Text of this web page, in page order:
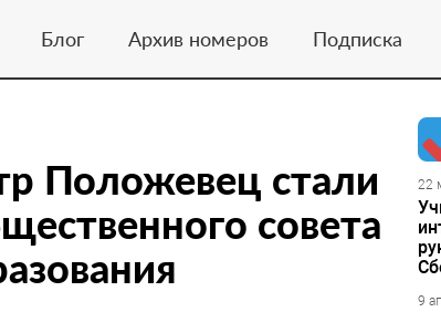
Блог Архив номеров Подписка
Положевец стали
совета
22
9